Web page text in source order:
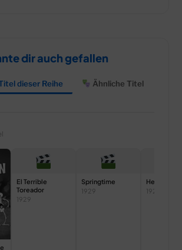
dir auch gefallen
dieser Reihe
Ähnliche Titel
El Terrible
Toreador
1929
Springtime
1929
Hell’s Bells
1929